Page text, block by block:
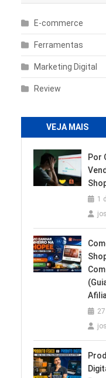
E-commerce
Ferramentas
Marketing Digital
Review
VEJA MAIS
Por
1